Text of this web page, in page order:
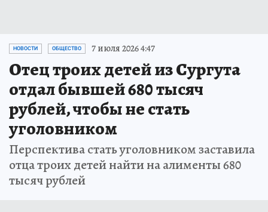
НОВОСТИ ОБЩЕСТВО 7 июля 2026 4:47
Отец троих детей из Сургута
отдал бывшей 680 тысяч
рублей, чтобы не стать
уголовником
Перспектива стать уголовником заставила
отца троих детей найти на алименты 680
тысяч рублей